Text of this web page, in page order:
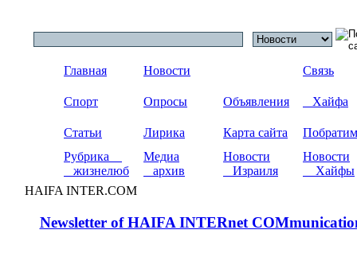
Главная Новости Связь
Спорт Опросы Объявления Хайфа
Статьи Лирика Карта сайта
Рубрика
жизнелюб
Медиа
архив
Новости
Израиля
Новости
Хайфы
HAIFA INTER.COM
Newsletter of HAIFA INTERnet